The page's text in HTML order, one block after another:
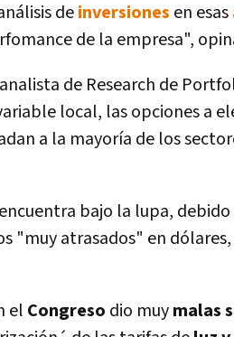
deinversiones en esas
de la empresa",
de Research de
local, las opciones a
a la mayoría de los
bajo la lupa, debido
"muy atrasados" en
el Congreso dio muymalas